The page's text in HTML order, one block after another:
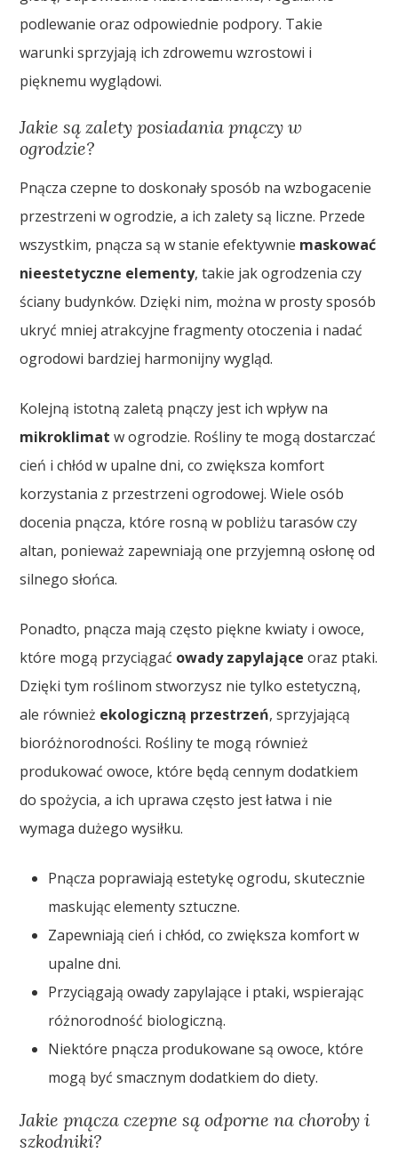
podlewanie oraz odpowiednie podpory. Takie
warunki sprzyjają ich zdrowemu wzrostowi i
pięknemu wyglądowi.
Jakie są zalety posiadania pnączy w
ogrodzie?
Pnącza czepne to doskonały sposób na wzbogacenie
przestrzeni w ogrodzie, a ich zalety są liczne. Przede
wszystkim, pnącza są w stanie efektywnie maskować
nieestetyczne elementy, takie jak ogrodzenia czy
ściany budynków. Dzięki nim, można w prosty sposób
ukryć mniej atrakcyjne fragmenty otoczenia i nadać
ogrodowi bardziej harmonijny wygląd.
Kolejną istotną zaletą pnączy jest ich wpływ na
mikroklimat w ogrodzie. Rośliny te mogą dostarczać
cień i chłód w upalne dni, co zwiększa komfort
korzystania z przestrzeni ogrodowej. Wiele osób
docenia pnącza, które rosną w pobliżu tarasów czy
altan, ponieważ zapewniają one przyjemną osłonę od
silnego słońca.
Ponadto, pnącza mają często piękne kwiaty i owoce,
które mogą przyciągać owady zapylające oraz ptaki.
Dzięki tym roślinom stworzysz nie tylko estetyczną,
ale również ekologiczną przestrzeń, sprzyjającą
bioróżnorodności. Rośliny te mogą również
produkować owoce, które będą cennym dodatkiem
do spożycia, a ich uprawa często jest łatwa i nie
wymaga dużego wysiłku.
Pnącza poprawiają estetykę ogrodu, skutecznie
maskując elementy sztuczne.
Zapewniają cień i chłód, co zwiększa komfort w
upalne dni.
Przyciągają owady zapylające i ptaki, wspierając
różnorodność biologiczną.
Niektóre pnącza produkowane są owoce, które
mogą być smacznym dodatkiem do diety.
Jakie pnącza czepne są odporne na choroby i
szkodniki?